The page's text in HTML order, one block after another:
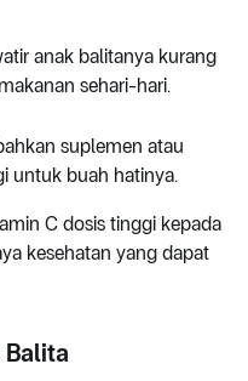
anak balitanya kurang
sehari-hari.
suplemen atau
untuk buah hatinya.
C dosis tinggi kepada
kesehatan yang dapat